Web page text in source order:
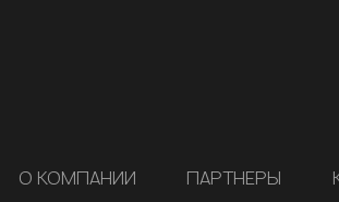
О КОМПАНИИ ПАРТНЕРЫ